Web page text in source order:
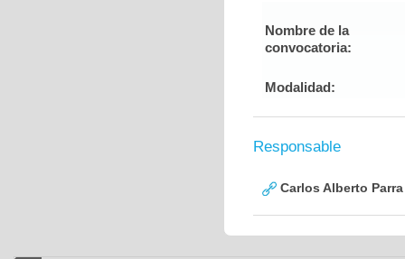
Nombre de la
convocatoria:
Modalidad:
Responsable
Carlos Alberto